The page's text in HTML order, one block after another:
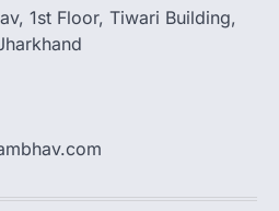
1st Floor, Tiwari Building,